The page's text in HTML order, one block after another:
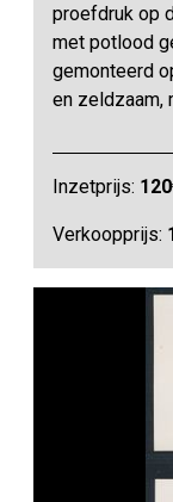
proefdruk op
met potlood
gemonteerd
en zeldzaam,
Inzetprijs: 120
Verkoopprijs: